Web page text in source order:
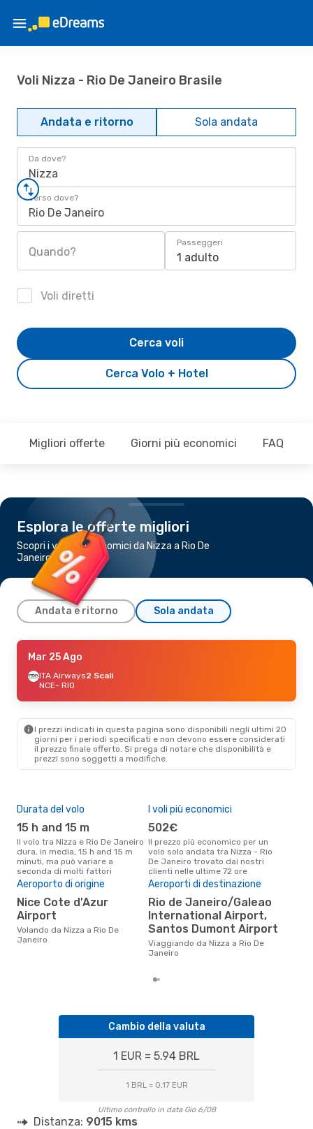
Voli Nizza - Rio De Janeiro Brasile
Andata e ritorno Sola andata
Da dove?
Nizza
Verso dove?
Rio De Janeiro
Quando?
Passeggeri
1 adulto
Voli diretti
Cerca Volo + Hotel
Cerca voli
Migliori offerte Giorni più economici FAQ
Esplora le offerte migliori
Scopri i voli più economici da Nizza a Rio De
Janeiro
Andata e ritorno Sola andata
Gio 3 Set- Dom 13 Set
Lufthansa2 Scali
NCE- RIO
RIO- NCE
Sab 22 Ago- Gio 3 Set
Air France 1 Scalo
Austrian Airlines 2 Scali
NCE - RIO
Lufthansa 2 Scali
RIO - NCE
Mar 25 Ago
ITA Airways2 Scali
NCE- RIO
I prezzi indicati in questa pagina sono disponibili negli ultimi 20
giorni per i periodi specificati e non devono essere considerati
il ​​prezzo finale offerto. Si prega di notare che disponibilità e
prezzi sono soggetti a modifiche.
Durata del volo
15 h and 15 m
Il volo tra Nizza e Rio De Janeiro
dura, in media, 15 h and 15 m
minuti, ma può variare a
seconda di molti fattori
I voli più economici
502€
Il prezzo più economico per un
volo solo andata tra Nizza - Rio
De Janeiro trovato dai nostri
clienti nelle ultime 72 ore
Aeroporto di origine
Nice Cote d'Azur
Airport
Volando da Nizza a Rio De
Janeiro
Aeroporti di destinazione
Rio de Janeiro/Galeao
International Airport,
Santos Dumont Airport
Viaggiando da Nizza a Rio De
Janeiro
Cambio della valuta
1 EUR = 5.94 BRL
1 BRL = 0.17 EUR
Ultimo controllo in data Gio 6/08
Distanza: 9015 kms